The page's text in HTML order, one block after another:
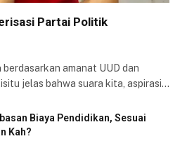
Partai Politik
amanat UUD dan
jelas bahwa suara kita, aspirasi…
Biaya Pendidikan, Sesuai
Kah?